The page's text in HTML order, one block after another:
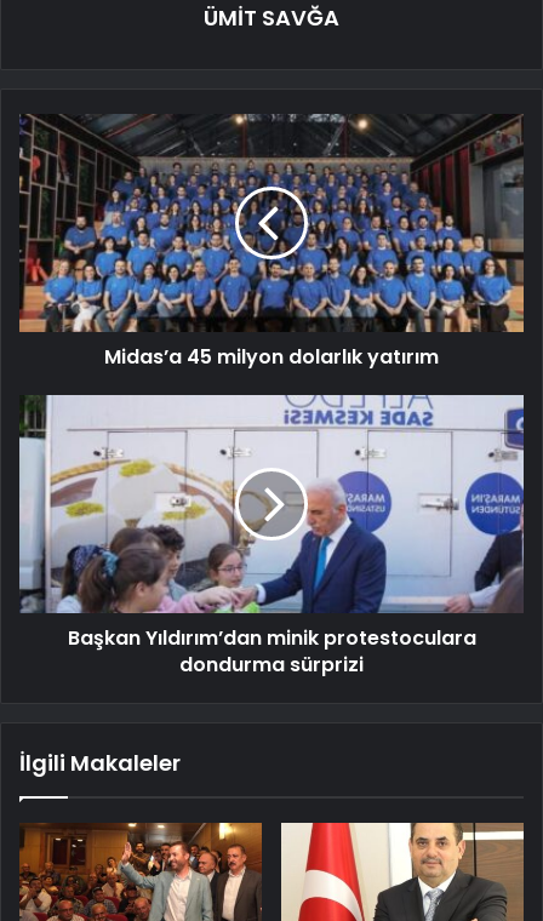
ÜMİT SAVĞA
Midas’a 45 milyon dolarlık yatırım
Başkan Yıldırım’dan minik protestoculara
dondurma sürprizi
İlgili Makaleler